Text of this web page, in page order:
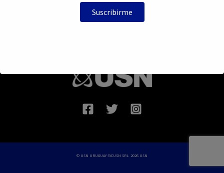
© USN URUGUAY SYCUSN SRL 2026 USN